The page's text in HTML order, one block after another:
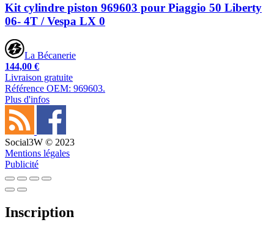
Kit cylindre piston 969603 pour Piaggio 50 Liberty
06- 4T / Vespa LX 0
La Bécanerie
144,00 €
Livraison gratuite
Référence OEM: 969603.
Plus d'infos
Social3W © 2023
Mentions légales
Publicité
Inscription